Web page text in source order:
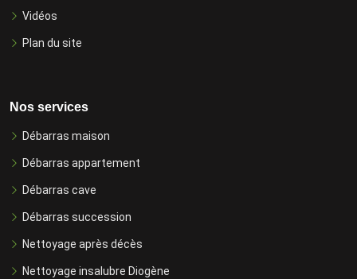
Vidéos
Plan du site
Nos services
Débarras maison
Débarras appartement
Débarras cave
Débarras succession
Nettoyage après décès
Nettoyage insalubre Diogène